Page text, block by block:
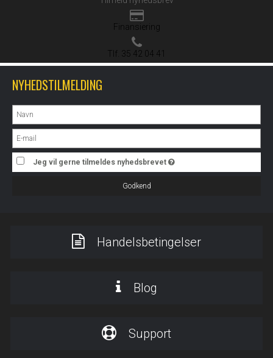
Finansiering
Tlf. 35 42 04 41
NYHEDSTILMELDING
Jeg vil gerne tilmeldes nyhedsbrevet
Godkend
Handelsbetingelser
Blog
Support